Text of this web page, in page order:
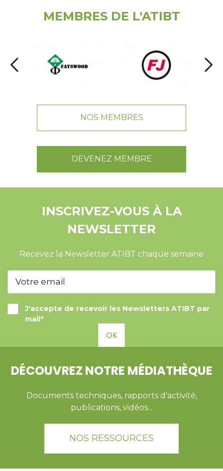
MEMBRES DE L'ATIBT
NOS MEMBRES
DEVENEZ MEMBRE
INSCRIVEZ-VOUS À LA
NEWSLETTER
Recevez la Newsletter ATIBT chaque semaine
J'accepte de recevoir les Newsletters ATIBT par
mail*
OK
DÉCOUVREZ NOTRE MÉDIATHÈQUE
Documents techniques, rapports d'activité,
publications, vidéos...
NOS RESSOURCES